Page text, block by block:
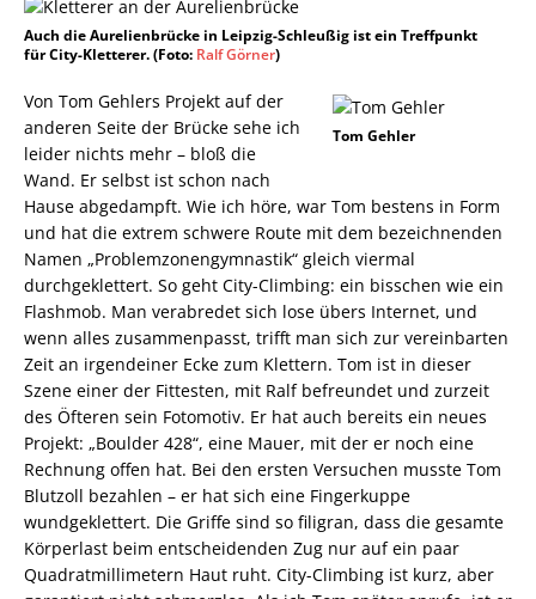
Auch die Aurelienbrücke in Leipzig-Schleußig ist ein Treffpunkt
für City-Kletterer. (Foto: Ralf Görner)
Tom Gehler
Von Tom Gehlers Projekt auf der
anderen Seite der Brücke sehe ich
leider nichts mehr – bloß die
Wand. Er selbst ist schon nach
Hause abgedampft. Wie ich höre, war Tom bestens in Form
und hat die extrem schwere Route mit dem bezeichnenden
Namen „Problemzonengymnastik“ gleich viermal
durchgeklettert. So geht City-Climbing: ein bisschen wie ein
Flashmob. Man verabredet sich lose übers Internet, und
wenn alles zusammenpasst, trifft man sich zur vereinbarten
Zeit an irgendeiner Ecke zum Klettern. Tom ist in dieser
Szene einer der Fittesten, mit Ralf befreundet und zurzeit
des Öfteren sein Fotomotiv. Er hat auch bereits ein neues
Projekt: „Boulder 428“, eine Mauer, mit der er noch eine
Rechnung offen hat. Bei den ersten Versuchen musste Tom
Blutzoll bezahlen – er hat sich eine Fingerkuppe
wundgeklettert. Die Griffe sind so filigran, dass die gesamte
Körperlast beim entscheidenden Zug nur auf ein paar
Quadratmillimetern Haut ruht. City-Climbing ist kurz, aber